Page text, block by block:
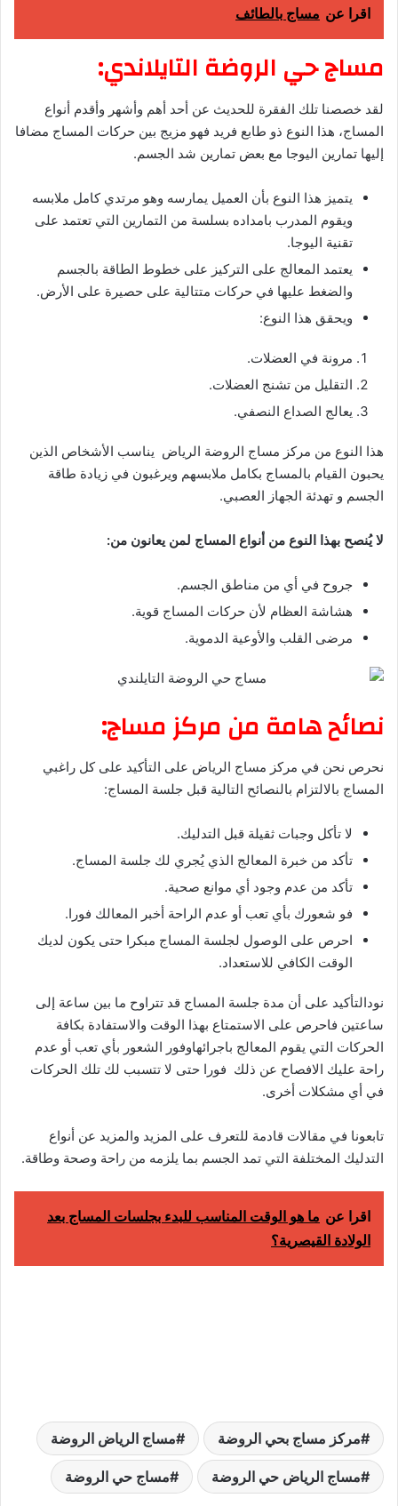
اقرا عن مساج بالطائف
مساج حي الروضة التايلاندي:
لقد خصصنا تلك الفقرة للحديث عن أحد أهم وأشهر وأقدم أنواع
المساج، هذا النوع ذو طابع فريد فهو مزيج بين حركات المساج مضافا
إليها تمارين اليوجا مع بعض تمارين شد الجسم.
يتميز هذا النوع بأن العميل يمارسه وهو مرتدي كامل ملابسه
ويقوم المدرب بامداده بسلسة من التمارين التي تعتمد على
تقنية اليوجا.
يعتمد المعالج على التركيز على خطوط الطاقة بالجسم
والضغط عليها في حركات متتالية على حصيرة على الأرض.
ويحقق هذا النوع:
مرونة في العضلات.
التقليل من تشنج العضلات.
يعالج الصداع النصفي.
هذا النوع من مركز مساج الروضة الرياض يناسب الأشخاص الذين
يحبون القيام بالمساج بكامل ملابسهم ويرغبون في زيادة طاقة
الجسم و تهدئة الجهاز العصبي.
لا يُنصح بهذا النوع من أنواع المساج لمن يعانون من:
جروح في أي من مناطق الجسم.
هشاشة العظام لأن حركات المساج قوية.
مرضى القلب والأوعية الدموية.
نصائح هامة من مركز مساج:
نحرص نحن في مركز مساج الرياض على التأكيد على كل راغبي
المساج بالالتزام بالنصائح التالية قبل جلسة المساج:
لا تأكل وجبات ثقيلة قبل التدليك.
تأكد من خبرة المعالج الذي يُجري لك جلسة المساج.
تأكد من عدم وجود أي موانع صحية.
فو شعورك بأي تعب أو عدم الراحة أخبر المعالك فورا.
احرص على الوصول لجلسة المساج مبكرا حتى يكون لديك
الوقت الكافي للاستعداد.
نودالتأكيد على أن مدة جلسة المساج قد تتراوح ما بين ساعة إلى
ساعتين فاحرص على الاستمتاع بهذا الوقت والاستفادة بكافة
الحركات التي يقوم المعالج باجرائهاوفور الشعور بأي تعب أو عدم
راحة عليك الافصاح عن ذلك فورا حتى لا تتسبب لك تلك الحركات
في أي مشكلات أخرى.
تابعونا في مقالات قادمة للتعرف على المزيد والمزيد عن أنواع
التدليك المختلفة التي تمد الجسم بما يلزمه من راحة وصحة وطاقة.
اقرا عن ما هو الوقت المناسب للبدء بجلسات المساج بعد
الولادة القيصرية؟
مركز مساج بحي الروضة مساج الرياض الروضة
مساج الرياض حي الروضة مساج حي الروضة